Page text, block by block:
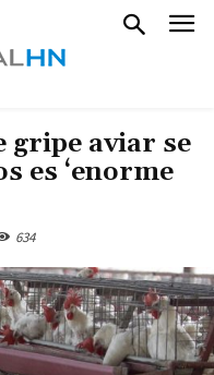
gripe aviar se
es ‘enorme
634